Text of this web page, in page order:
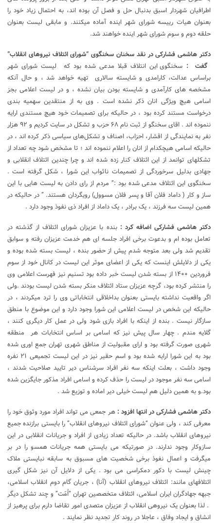
اطرافیان شهردار اسبق بدنبال حل و فصل آن بوده اند، به احتمال زیاد خود را
بعنوان هیات رییسه شورای شهر اینده آماده میکنند. و مابقی لیست بعنوان
حلقه دوم و سوم شورای شهر اینده خواهند شد.
دکتر هاشمی فشارکی در نقد سخنان سخنگوی “شورای ائتلاف نیروهای انقلاب”
گفت : سخنگوی این انتلاف قبلا مدعی شده بود که لیست شورای شهر
براساس عدالت، کارامدی و شایسته سالاری تهیه خواهد شد ، و حال آنکه
مشخصه های کارآمدی و شایسته بودن بیان نشده ، و در لیست اعلامی بجز
اسامی هیچ ویژگی انان ذکر نشده است . وی به از منتقدین سهمیه بندی
درخواست مستند کرده بود ، در حالیکه برای تصمیمات خود هیچ مستندی ارایه
ننموده اند . اقای سخنگو از ثبت نام ۶٨ حزب و تشکل در سایت کردیم و ٩٢ هزار
نفر به نمایندگی از اقشار، احزاب، اصناف و تشکل‌های سیاسی ذکر کرده اند ، در
حالیکه اسامی هیچکدام از انان را اعلام ننموده اند ؛ تا مشخص شود چه تعداد از
تشکلهای توانمد از این ائتلاف کنار زده شده اند و چرا چندین ائتلاف انقلابی و
جهادی بدلیل سرخوردگی از تصمیمات ناثواب این شورا ، شکل گرفته است .
سخنگوی این ائتلاف مدعی شده بود :” مردم از رای دادن به لیست هایی با این
ساز و کار ( داماد فلان آقا و پسر فلان مسوول) رویگردان هستند. ” در حالیکه در
همین لیست سه فرزند ، یک برادر ، یک داماد از افراد ذی نفوذ وجود دارد .
دکتر هاشمی فشارکی اضافه کرد :بنده با عزیزان شورای ائتلاف از گذشته در
تعامل بوده ام و بدعوت برخی افراد جلسه ای هم خدمت عزیزان رفته و سوابق
تقدیم شد ولی بعد متوجه شدم پیش از حضور بنده ، لیست بسته شده بوده و
یکی از دلایلش اینست که یکی از اعضای موثر این لیست در کانال خود از سوم
فروردین ۱۴۰۰ از بسته شدن لیست خبر داده بود تسنیم نیز فهرست اعلامی وی
را منتشر کرده بود، گرچه عزیزان ستاد ائتلاف منکر بسته شدن لیست بودند .ولی
اگر واقعیت نداشته بایستی بعنوان بداخلاقی انتخاباتی وی را ترد میکردند ، در
حالیکه این شخص در لیست اعلامی این شورا وجود دارد و این موضوع با منطق
سازگار نیست . بنده از اینکه با افراد بازی شود ولی در عمل کار دیگری کنند ،
گلایه مندم . چهار سال پیش نیز که اسامی بر اساس انتخابات هر منطقه
شهری صورت گرفته بود و ارای مقبولیت از مناطق شهری تهران جمع اوری شده
بود به این شورا ارایه شده بود و اسم حقیر نیز در این لیست تجمیعی ۲۱ نفره
وجود داشت ، بعلت اینکه سه نفر افراد سرشناس دیر تایید صلاحیت شدند ،
اسامی سه نفر موجود در لیست را حذف کرده و اسامی افراد مذکور جایگزین شده
بود.و به همین دلیل هم لیست خیلی دیر اماده و توزیع شد .
دکتر هاشمی فشارکی در انتها افزود :هر جمعی می تواند افراد مورد وثوق خود را
معرفی کند ، ولی عنوان “شورای ائتلاف نیروهای انقلاب” را بایستی برازنده جمیع
نیروهای انقلاب باشد. در حالیکه تعداد زیادی از افراد و جریانات انقلابی در این
سازوکار وجود ندارند. در صورتیکه می بایستی همه جریانات همسو را در بر
میگرفت و اعمال نفوذ برخی شخصیت های مسبوق به سابقه نبایستی ملاک
چینش لیست با دکور دمکراسی می بود . یکی از دلایل آن نیز شکل گیری
ائتلافهای مانند: ائتلاف نیروهای انقلاب (آنا) ، جریان گام دوم انقلاب اسلامی،
جبهه جهادگران ایران اسلامی، ائتلاف متخصصین تهران “اُمّت” و چند تشکل دیگر
. لذا بعنوان یک نیروهی انقلاب از عزیزان متصدی امور تقاضا دارم برای پرهیز از
انشاق و ایجاد وفاق ، عاجلا در روند کار تجدید نظر نمایند .